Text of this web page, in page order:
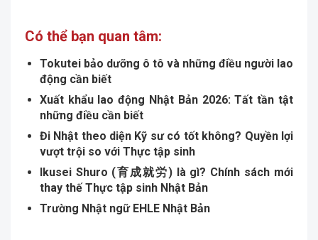
Có thể bạn quan tâm:
Tokutei bảo dưỡng ô tô và những điều người lao
động cần biết
Xuất khẩu lao động Nhật Bản 2026: Tất tần tật
những điều cần biết
Đi Nhật theo diện Kỹ sư có tốt không? Quyền lợi
vượt trội so với Thực tập sinh
Ikusei Shuro (育成就労) là gì? Chính sách mới
thay thế Thực tập sinh Nhật Bản
Trường Nhật ngữ EHLE Nhật Bản